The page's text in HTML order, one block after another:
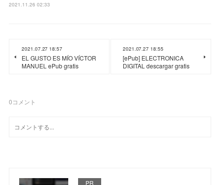
2021.11.26 02:33
2021.07.27 18:57
EL GUSTO ES MÍO VÍCTOR
MANUEL ePub gratis
2021.07.27 18:55
[ePub] ELECTRONICA
DIGITAL descargar gratis
0コメント
PR